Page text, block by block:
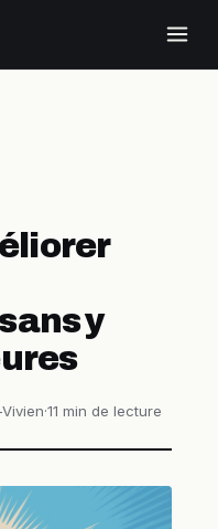
y
·11 min de lecture